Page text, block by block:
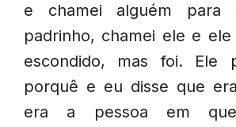
e chamei alguém
padrinho, chamei ele e ele
escondido, mas foi. Ele
porquê e eu disse que
era a pessoa em